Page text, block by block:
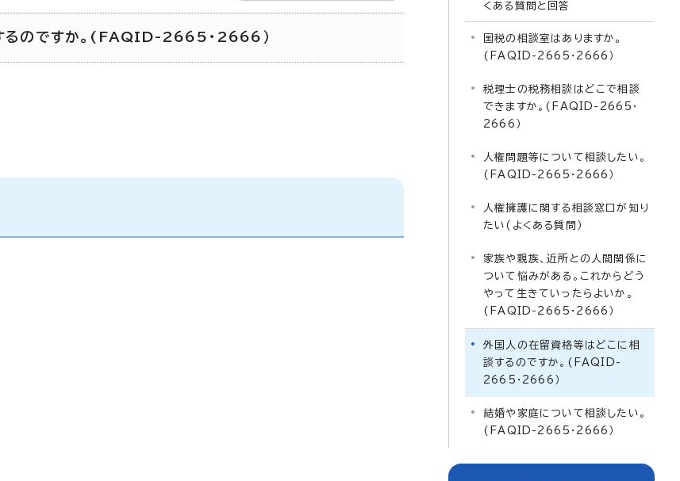
るのですか。(FAQID-2665・2666）
くある質問と回答
国税の相談室はありますか。
(FAQID-2665・2666）
税理士の税務相談はどこで相談
できますか。(FAQID-2665・
2666）
人権問題等について相談したい。
(FAQID-2665・2666）
人権擁護に関する相談窓口が知り
たい(よくある質問）
家族や親族、近所との人間関係に
ついて悩みがある。これからどう
やって生きていったらよいか。
(FAQID-2665・2666）
外国人の在留資格等はどこに相
談するのですか。(FAQID-
2665・2666）
結婚や家庭について相談したい。
(FAQID-2665・2666）